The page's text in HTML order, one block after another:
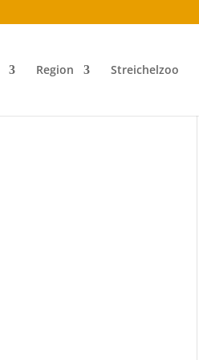
Region Streichelzoo